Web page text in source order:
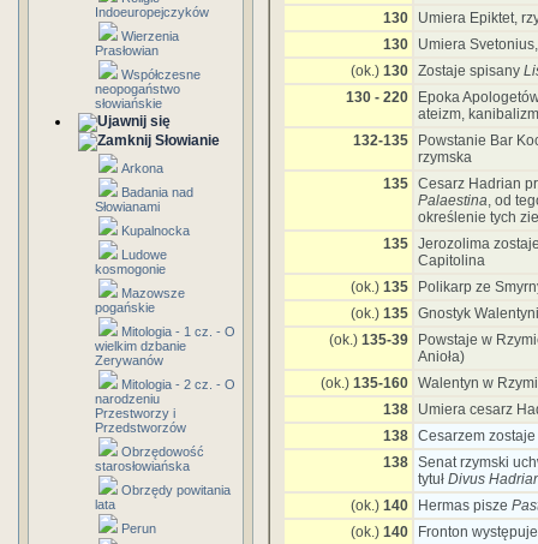
Indoeuropejczyków
Wierzenia
Prasłowian
Współczesne
neopogaństwo
słowiańskie
Słowianie
Arkona
Badania nad
Słowianami
Kupalnocka
Ludowe
kosmogonie
Mazowsze
pogańskie
Mitologia - 1 cz. - O
wielkim dzbanie
Zerywanów
Mitologia - 2 cz. - O
narodzeniu
Przestworzy i
Przedstworzów
Obrzędowość
starosłowiańska
Obrzędy powitania
lata
Perun
130
Umiera Epiktet,
130
Umiera
(ok.) 130 Zostaje spisany
130 - 220
Epoka
ateizm,
132-135
Powstanie Bar
rzymska
135 Cesarz Hadrian
Palaestina, od
określenie tych
135 Jerozolima
Capitolina
(ok.) 135
Polikarp ze
(ok.) 135 Gnostyk
(ok.) 135-39
Powstaje w
Anioła)
(ok.) 135-160 Walentyn w
138
Umiera cesarz
138 Cesarzem zostaje
138 Senat rzymski
tytuł Divus
(ok.) 140 Hermas pisze
(ok.) 140
Fronton